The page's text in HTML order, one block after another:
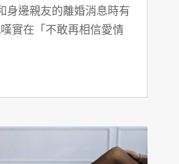
身邊親友的離婚消息時有
實在「不敢再相信愛情